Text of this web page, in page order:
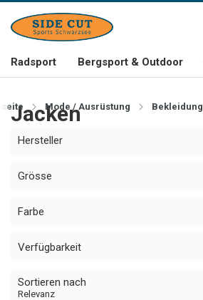
Radsport Bergsport & Outdoor
Mode / Ausrüstung Bekleidung
Jacken
Hersteller
Grösse
Farbe
Verfügbarkeit
Sortieren nach
Relevanz